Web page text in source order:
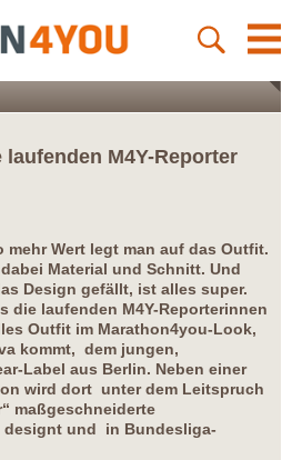
M4Y-Reporter
mehr Wert legt man auf das Outfit.
Material und Schnitt. Und
Design gefällt, ist alles super.
die laufenden M4Y-Reporterinnen
Outfit im Marathon4you-Look,
kommt, dem jungen,
Label aus Berlin. Neben einer
wird dort unter dem Leitspruch
maßgeschneiderte
designt und in Bundesliga-